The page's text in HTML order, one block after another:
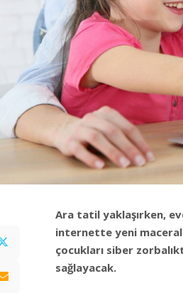
Ara tatil yaklaşırken,
internette yeni
çocukları siber
sağlayacak.